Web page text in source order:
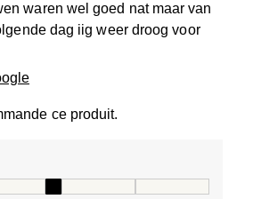
waren wel goed nat maar van
dag iig weer droog voor
ce produit.